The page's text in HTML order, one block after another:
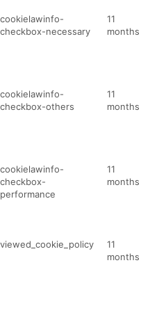
cookielawinfo-
checkbox-necessary
11
months
cookielawinfo-
checkbox-others
11
months
cookielawinfo-
checkbox-
performance
11
months
viewed_cookie_policy
11
months